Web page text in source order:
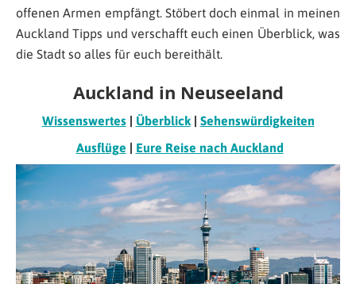
offenen Armen empfängt. Stöbert doch einmal in meinen
Auckland Tipps und verschafft euch einen Überblick, was
die Stadt so alles für euch bereithält.
Auckland in Neuseeland
Wissenswertes| Überblick| Sehenswürdigkeiten
Ausflüge | Eure Reise nach Auckland